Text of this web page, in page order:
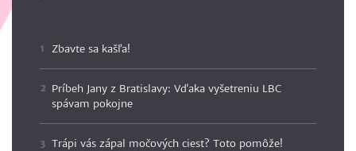
Zbavte sa kašľa!
Príbeh Jany z Bratislavy: Vďaka vyšetreniu LBC
spávam pokojne
Trápi vás zápal močových ciest? Toto pomôže!